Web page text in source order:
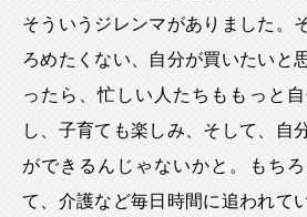
そういうジレンマがありました。
ろめたくない、自分が買いたいと
ったら、忙しい人たちももっと
し、子育ても楽しみ、そして、自
ができるんじゃないかと。もち
て、介護など毎日時間に追われて